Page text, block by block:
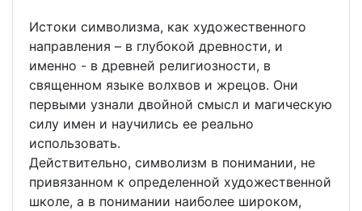
Истоки символизма, как художественного
направления – в глубокой древности, и
именно - в древней религиозности, в
священном языке волхвов и жрецов. Они
первыми узнали двойной смысл и магическую
силу имен и научились ее реально
использовать.
Действительно, символизм в понимании, не
привязанном к определенной художественной
школе, а в понимании наиболее широком,